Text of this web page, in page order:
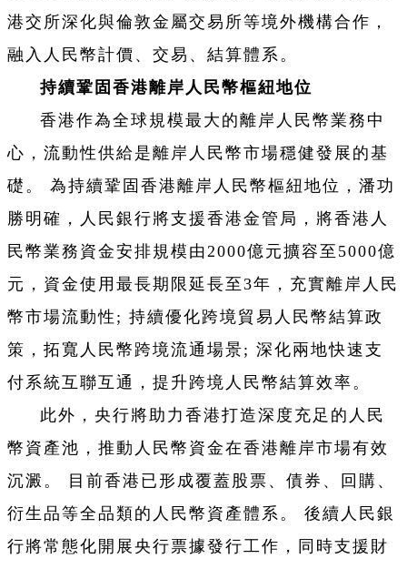
港交所深化與倫敦金屬交易所等境外機構合作，
融入人民幣計價、交易、結算體系。
持續鞏固香港離岸人民幣樞紐地位
香港作為全球規模最大的離岸人民幣業務中
心，流動性供給是離岸人民幣市場穩健發展的基
礎。 為持續鞏固香港離岸人民幣樞紐地位，潘功
勝明確，人民銀行將支援香港金管局，將香港人
民幣業務資金安排規模由2000億元擴容至5000億
元，資金使用最長期限延長至3年，充實離岸人民
幣市場流動性; 持續優化跨境貿易人民幣結算政
策，拓寬人民幣跨境流通場景; 深化兩地快速支
付系統互聯互通，提升跨境人民幣結算效率。
此外，央行將助力香港打造深度充足的人民
幣資產池，推動人民幣資金在香港離岸市場有效
沉澱。 目前香港已形成覆蓋股票、債券、回購、
衍生品等全品類的人民幣資產體系。 後續人民銀
行將常態化開展央行票據發行工作，同時支援財